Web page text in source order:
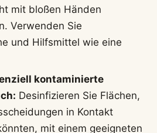
mit bloßen Händen
Verwenden Sie
und Hilfsmittel wie eine
kontaminierte
Desinfizieren Sie Flächen,
in Kontakt
mit einem geeigneten